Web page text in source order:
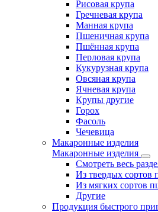
Рисовая крупа
Гречневая крупа
Манная крупа
Пшеничная крупа
Пшённая крупа
Перловая крупа
Кукурузная крупа
Овсяная крупа
Ячневая крупа
Крупы другие
Горох
Фасоль
Чечевица
Макаронные изделия
Макаронные изделия
Смотреть весь
Из твердых
Из мягких сортов
Другие
Продукция быстрого